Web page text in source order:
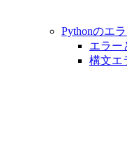
Pythonのエ
エラー
構文エ